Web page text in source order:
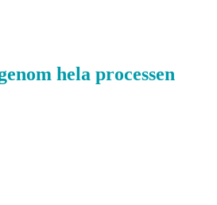
hela processen